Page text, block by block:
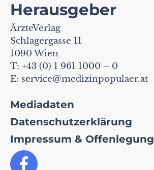
Herausgeber
ÄrzteVerlag
Schlagergasse 11
1090 Wien
T: +43 (0) 1 961 1000 – 0
E: service@medizinpopulaer.at
Mediadaten
Datenschutzerklärung
Impressum & Offenlegung